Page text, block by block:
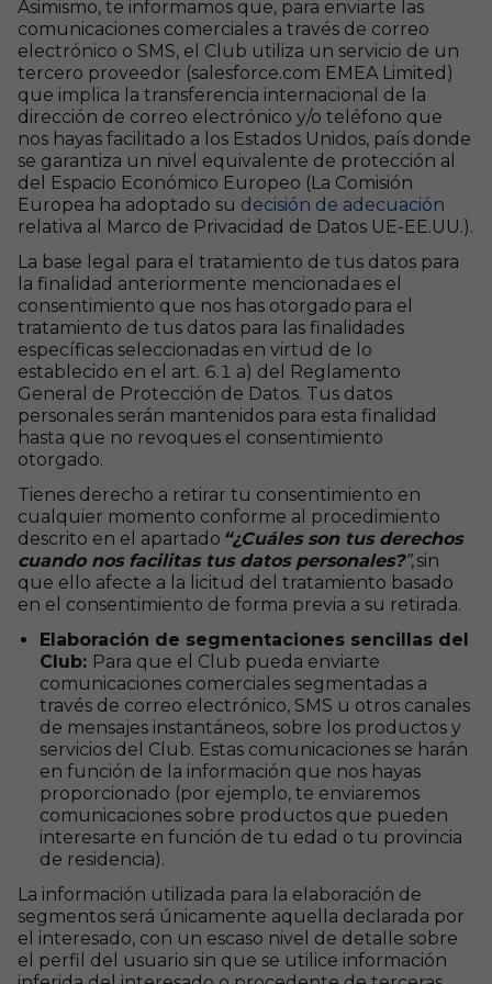
Asimismo, te informamos que, para enviarte las
comunicaciones comerciales a través de correo
electrónico o SMS, el Club utiliza un servicio de un
tercero proveedor (salesforce.com EMEA Limited)
que implica la transferencia internacional de la
dirección de correo electrónico y/o teléfono que
nos hayas facilitado a los Estados Unidos, país donde
se garantiza un nivel equivalente de protección al
del Espacio Económico Europeo (La Comisión
Europea ha adoptado su decisión de adecuación
relativa al Marco de Privacidad de Datos UE-EE.UU.).
La base legal para el tratamiento de tus datos para
la finalidad anteriormente mencionada es el
consentimiento que nos has otorgado para el
tratamiento de tus datos para las finalidades
específicas seleccionadas en virtud de lo
establecido en el art. 6.1 a) del Reglamento
General de Protección de Datos. Tus datos
personales serán mantenidos para esta finalidad
hasta que no revoques el consentimiento
otorgado.
Tienes derecho a retirar tu consentimiento en
cualquier momento conforme al procedimiento
descrito en el apartado “¿Cuáles son tus derechos
cuando nos facilitas tus datos personales?”, sin
que ello afecte a la licitud del tratamiento basado
en el consentimiento de forma previa a su retirada.
Elaboración de segmentaciones sencillas del
Club: Para que el Club pueda enviarte
comunicaciones comerciales segmentadas a
través de correo electrónico, SMS u otros canales
de mensajes instantáneos, sobre los productos y
servicios del Club. Estas comunicaciones se harán
en función de la información que nos hayas
proporcionado (por ejemplo, te enviaremos
comunicaciones sobre productos que pueden
interesarte en función de tu edad o tu provincia
de residencia).
La información utilizada para la elaboración de
segmentos será únicamente aquella declarada por
el interesado, con un escaso nivel de detalle sobre
el perfil del usuario sin que se utilice información